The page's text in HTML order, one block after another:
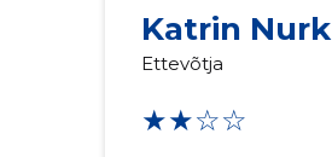
Katrin Nurk
Ettevõtja
★★☆☆